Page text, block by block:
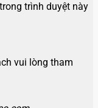
trình duyệt này
vui lòng tham